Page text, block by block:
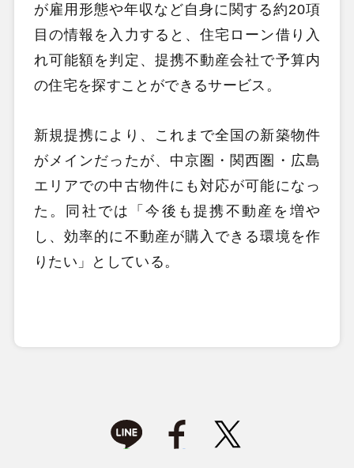
が雇用形態や年収など自身に関する約20項
目の情報を入力すると、住宅ローン借り入
れ可能額を判定、提携不動産会社で予算内
の住宅を探すことができるサービス。
新規提携により、これまで全国の新築物件
がメインだったが、中京圏・関西圏・広島
エリアでの中古物件にも対応が可能になっ
た。同社では「今後も提携不動産を増や
し、効率的に不動産が購入できる環境を作
りたい」としている。